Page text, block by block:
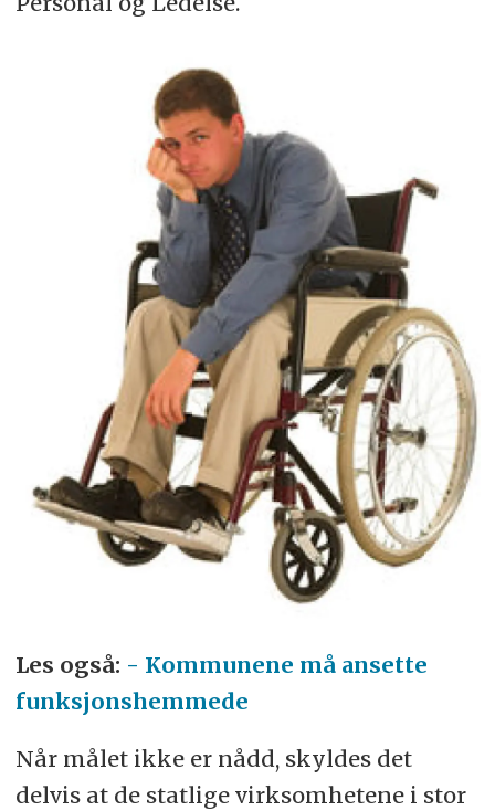
Les også: - Kommunene må ansette
funksjonshemmede
Når målet ikke er nådd, skyldes det
delvis at de statlige virksomhetene i stor